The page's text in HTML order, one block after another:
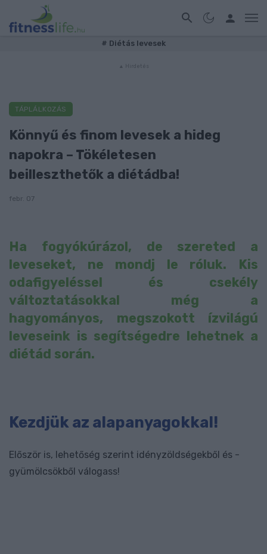
# Diétás levesek
TÁPLÁLKOZÁS
Könnyű és finom levesek a hideg
napokra – Tökéletesen
beilleszthetők a diétádba!
febr. 07
Ha fogyókúrázol, de szereted a
leveseket, ne mondj le róluk. Kis
odafigyeléssel és csekély
változtatásokkal még a
hagyományos, megszokott ízvilágú
leveseink is segítségedre lehetnek a
diétád során.
Kezdjük az alapanyagokkal!
Először is, lehetőség szerint idényzöldségekből és -
gyümölcsökből válogass!